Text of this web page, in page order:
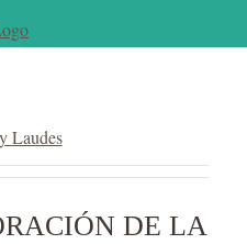
Laudes
DE LA